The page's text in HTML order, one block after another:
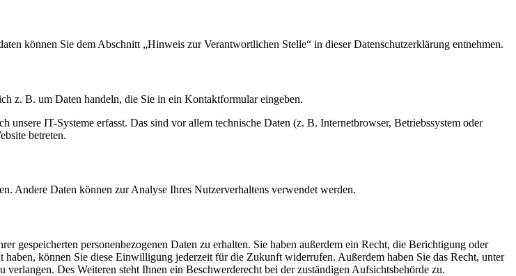
können Sie dem Abschnitt „Hinweis zur Verantwortlichen Stelle“ in dieser Datenschutzerklärung entnehmen.
z. B. um Daten handeln, die Sie in ein Kontaktformular eingeben.
IT-Systeme erfasst. Das sind vor allem technische Daten (z. B. Internetbrowser, Betriebssystem oder
betreten.
Andere Daten können zur Analyse Ihres Nutzerverhaltens verwendet werden.
gespeicherten personenbezogenen Daten zu erhalten. Sie haben außerdem ein Recht, die Berichtigung oder
können Sie diese Einwilligung jederzeit für die Zukunft widerrufen. Außerdem haben Sie das Recht, unter
Des Weiteren steht Ihnen ein Beschwerderecht bei der zuständigen Aufsichtsbehörde zu.